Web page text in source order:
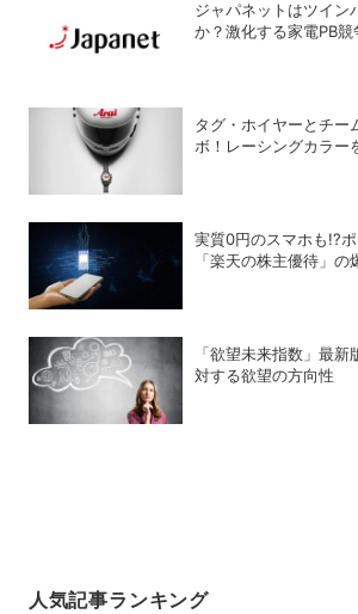
ジャパネットはツイン
か？激化する家電PB競
タグ・ホイヤーとチー
ボ！レーシングカラー
実質0円のスマホも!?
「楽天の株主優待」の
「欲望未来指数」最
対する欲望の方向性
人気記事ランキング